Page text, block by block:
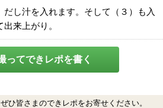
だし汁を入れます。そして（３）も入
来上がり。
ってできレポを書く
ひ皆さまのできレポをお寄せください。